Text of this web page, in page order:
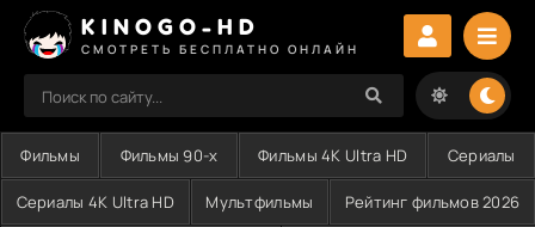
KINOGO-HD
СМОТРЕТЬ БЕСПЛАТНО ОНЛАЙН
Фильмы Фильмы 90-х Фильмы 4K Ultra HD Сериалы
Сериалы 4K Ultra HD Мультфильмы Рейтинг фильмов 2026